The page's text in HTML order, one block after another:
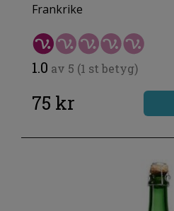
Frankrike
1.0 av 5 (1 st betyg)
75 kr